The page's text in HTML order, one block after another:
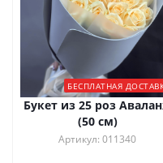
БЕСПЛАТНАЯ
Букет из 25 роз
(50 см)
Артикул: 011340